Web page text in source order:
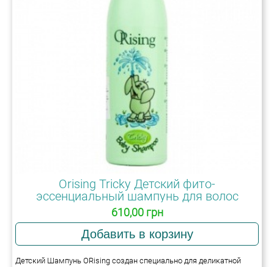
Orising Tricky Детский фито-
эссенциальный шампунь для волос
610,00 грн
Детский Шампунь ORising создан специально для деликатной